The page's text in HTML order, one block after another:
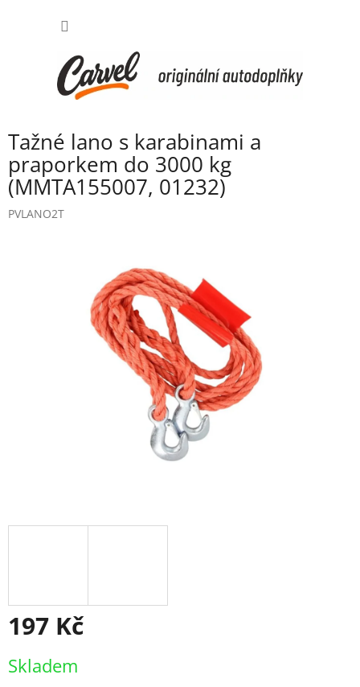
Tažné lano s karabinami a
praporkem do 3000 kg
(MMTA155007, 01232)
PVLANO2T
197 Kč
cena:
Skladem